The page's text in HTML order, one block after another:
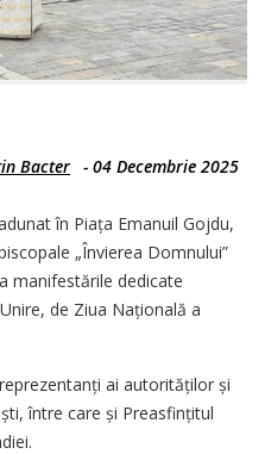
Bacter - 04 Decembrie 2025
în Piața Emanuil Gojdu,
„Învierea Domnului”
manifestările dedicate
de Ziua Națională a
ai autorităților și
între care și Preasfințitul